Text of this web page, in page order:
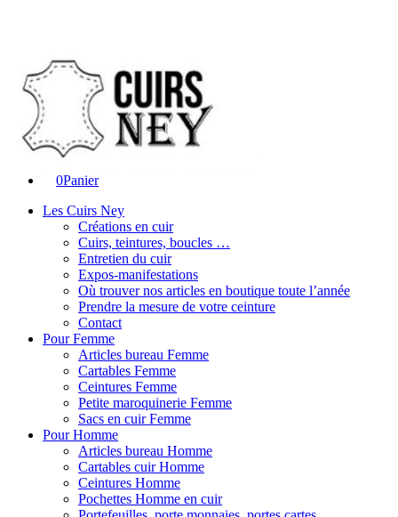
0Panier
Les Cuirs Ney
Créations en cuir
Cuirs, teintures, boucles …
Entretien du cuir
Expos-manifestations
Où trouver nos articles en boutique toute l’année
Prendre la mesure de votre ceinture
Contact
Pour Femme
Articles bureau Femme
Cartables Femme
Ceintures Femme
Petite maroquinerie Femme
Sacs en cuir Femme
Pour Homme
Articles bureau Homme
Cartables cuir Homme
Ceintures Homme
Pochettes Homme en cuir